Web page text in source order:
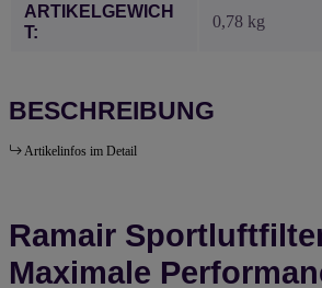
ARTIKELGEWICH
T:
0,78 kg
BESCHREIBUNG
Artikelinfos im Detail
Ramair
Maximale